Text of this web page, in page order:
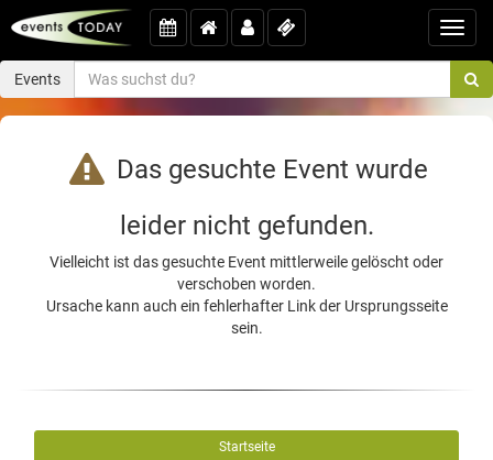
Events
Das gesuchte Event wurde
leider nicht gefunden.
Vielleicht ist das gesuchte Event mittlerweile gelöscht oder
verschoben worden.
Ursache kann auch ein fehlerhafter Link der Ursprungsseite
sein.
Startseite